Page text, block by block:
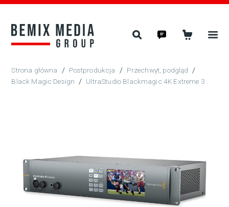
/ Postprodukcja / Przechwyt, podgląd /
Black Magic Design / UltraStudio Blackmagic 4K Extreme 3